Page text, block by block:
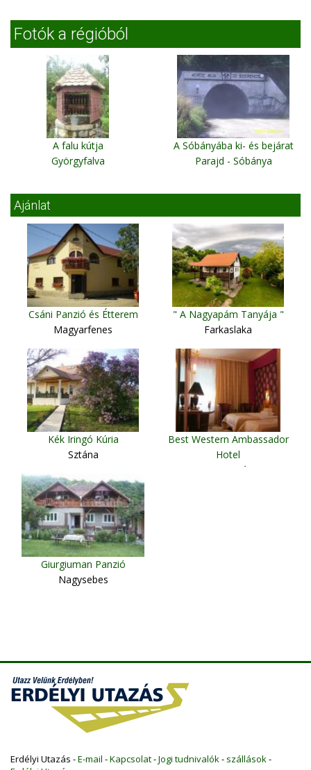
Fotók a régióból
A falu kútja
Györgyfalva
A Sóbányába ki- és bejárat
Parajd - Sóbánya
Ajánlat
Csáni Panzió és Étterem
Magyarfenes
" A Nagyapám Tanyája "
Farkaslaka
Kék Iringó Kúria
Sztána
Best Western Ambassador
Hotel
Temesvár
Giurgiuman Panzió
Nagysebes
Erdélyi Utazás -E-mail -Kapcsolat-Jogi tudnivalók- szállások-